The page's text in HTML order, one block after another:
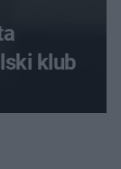
klub